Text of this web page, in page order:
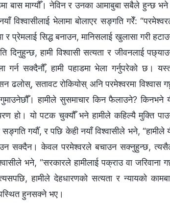
बास माग्यौँ। नेविन र उनका आमाबुबा सबैले हुन्छ
विश्‍वासीलाई भेलामा बोलाएर सङ्गति गरेँ:
प्रेमलाई सिद्ध बनाउन, मानिसलाई खुलासा गरी
हामी विश्‍वासी सत्यता र जीवनलाई
सक्दैनौँ, हामी पहाडमा भेला गर्नुपरेको छ।
ढलोस्, सतावट रोकियोस् अनि परमेश्‍वरमा विश्‍वास
हामीले सुसमाचार किन फैलाउने? किनभने
हो। यो पटक चुक्यौँ भने हामीले कहिल्यै मुक्ति
गर्यौँ, र पछि केही नयाँ विश्‍वासीले भने, “हामीले
सक्दैन। केवल परमेश्‍वरले बचाउन सक्नुहुन्छ,
भने, “सरकारले हामीलाई पक्राउ वा जरिवाना
हामीले देहधारणको सत्यता र न्यायको
हुनसक्ने भए।